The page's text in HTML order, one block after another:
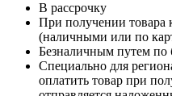
В рассрочку
При получении товара
(наличными или по
Безналичным путем по
Специально для
оплатить товар при